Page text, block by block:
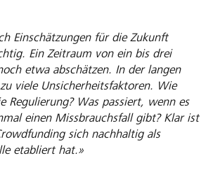
Einschätzungen für die Zukunft
Ein Zeitraum von ein bis drei
etwa abschätzen. In der langen
viele Unsicherheitsfaktoren. Wie
Regulierung? Was passiert, wenn es
einen Missbrauchsfall gibt? Klar ist
sich nachhaltig als
etabliert hat.»